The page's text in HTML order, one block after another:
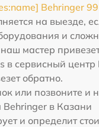
Behringer
на выезде,
и
мастер
в сервисный центр
обратно.
или позвоните и
Behringer в Казани
и определит